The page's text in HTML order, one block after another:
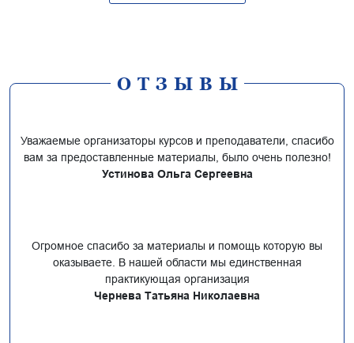
ОТЗЫВЫ
Уважаемые организаторы курсов и преподаватели, спасибо
вам за предоставленные материалы, было очень полезно!
Устинова Ольга Сергеевна
Огромное спасибо за материалы и помощь которую вы
оказываете. В нашей области мы единственная
практикующая организация
Чернева Татьяна Николаевна